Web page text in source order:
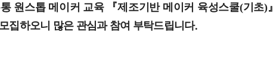
원스톱 메이커 교육 『제조기반 메이커 육성스쿨(기초)』
집하오니 많은 관심과 참여 부탁드립니다.